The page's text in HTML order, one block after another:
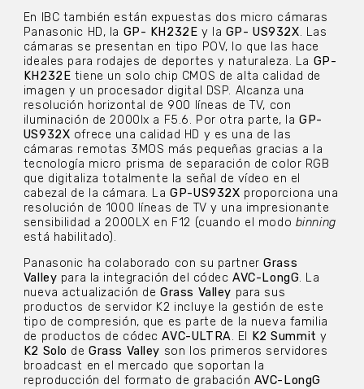
En IBC también están expuestas dos micro cámaras
Panasonic HD, la GP- KH232E y la GP- US932X. Las
cámaras se presentan en tipo POV, lo que las hace
ideales para rodajes de deportes y naturaleza. La GP-
KH232E tiene un solo chip CMOS de alta calidad de
imagen y un procesador digital DSP. Alcanza una
resolución horizontal de 900 líneas de TV, con
iluminación de 2000lx a F5.6. Por otra parte, laGP-
US932X ofrece una calidad HD y es una de las
cámaras remotas 3MOS más pequeñas gracias a la
tecnología micro prisma de separación de color RGB
que digitaliza totalmente la señal de vídeo en el
cabezal de la cámara. LaGP-US932X proporciona una
resolución de 1000 líneas de TV y una impresionante
sensibilidad a 2000LX en F12 (cuando el modo binning
está habilitado).
Panasonic ha colaborado con su partnerGrass
Valley para la integración del códecAVC-LongG. La
nueva actualización deGrass Valley para sus
productos de servidor K2 incluye la gestión de este
tipo de compresión, que es parte de la nueva familia
de productos de códecAVC-ULTRA. El K2 Summit y
K2 Solo deGrass Valley son los primeros servidores
broadcast en el mercado que soportan la
reproducción del formato de grabación AVC-LongG